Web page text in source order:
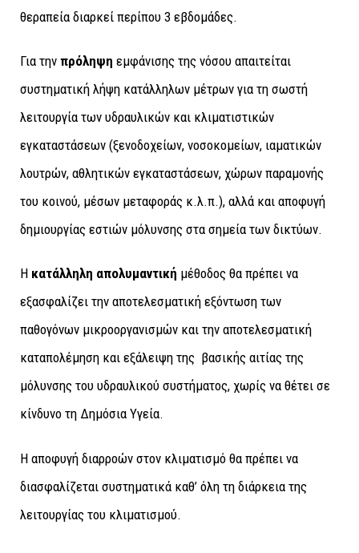
θεραπεία διαρκεί περίπου 3 εβδομάδες.
Για την πρόληψη εμφάνισης της νόσου απαιτείται
συστηματική λήψη κατάλληλων μέτρων για τη σωστή
λειτουργία των υδραυλικών και κλιματιστικών
εγκαταστάσεων (ξενοδοχείων, νοσοκομείων, ιαματικών
λουτρών, αθλητικών εγκαταστάσεων, χώρων παραμονής
του κοινού, μέσων μεταφοράς κ.λ.π.), αλλά και αποφυγή
δημιουργίας εστιών μόλυνσης στα σημεία των δικτύων.
Η κατάλληλη απολυμαντική μέθοδος θα πρέπει να
εξασφαλίζει την αποτελεσματική εξόντωση των
παθογόνων μικροοργανισμών και την αποτελεσματική
καταπολέμηση και εξάλειψη της βασικής αιτίας της
μόλυνσης του υδραυλικού συστήματος, χωρίς να θέτει σε
κίνδυνο τη Δημόσια Υγεία.
Η αποφυγή διαρροών στον κλιματισμό θα πρέπει να
διασφαλίζεται συστηματικά καθ’ όλη τη διάρκεια της
λειτουργίας του κλιματισμού.